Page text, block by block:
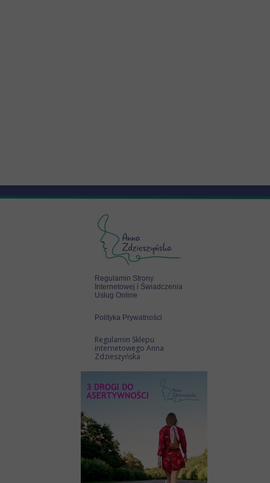
Polityka Prywatności
Regulamin Strony
Internetowej i Świadczenia
Usług Online
Regulamin Sklepu
internetowego Anna
Zdzieszyńska